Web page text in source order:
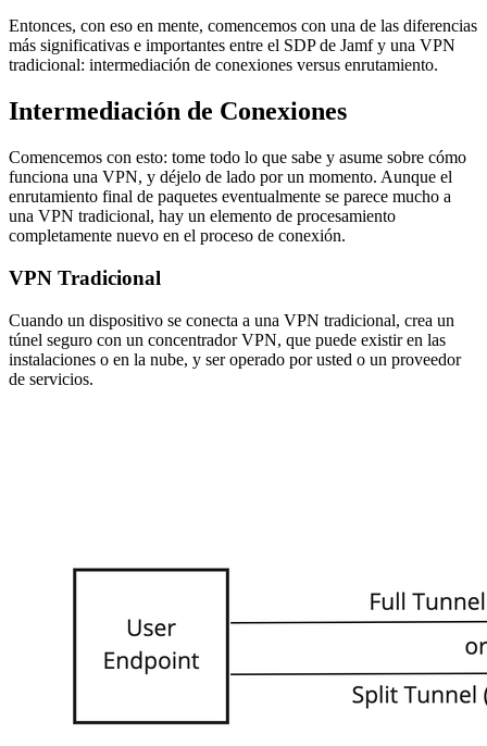
Entonces, con eso en mente, comencemos con una de las diferencias
más significativas e importantes entre el SDP de Jamf y una VPN
tradicional: intermediación de conexiones versus enrutamiento.
Intermediación de Conexiones
Comencemos con esto: tome todo lo que sabe y asume sobre cómo
funciona una VPN, y déjelo de lado por un momento. Aunque el
enrutamiento final de paquetes eventualmente se parece mucho a
una VPN tradicional, hay un elemento de procesamiento
completamente nuevo en el proceso de conexión.
VPN Tradicional
Cuando un dispositivo se conecta a una VPN tradicional, crea un
túnel seguro con un concentrador VPN, que puede existir en las
instalaciones o en la nube, y ser operado por usted o un proveedor
de servicios.